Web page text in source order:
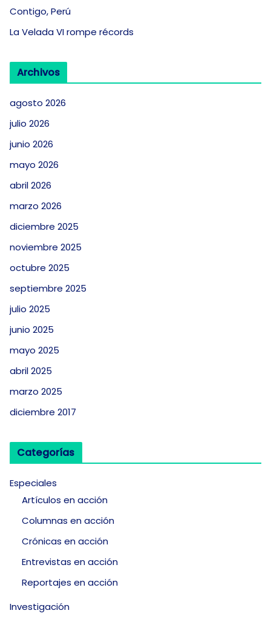
Contigo, Perú
La Velada VI rompe récords
Archivos
agosto 2026
julio 2026
junio 2026
mayo 2026
abril 2026
marzo 2026
diciembre 2025
noviembre 2025
octubre 2025
septiembre 2025
julio 2025
junio 2025
mayo 2025
abril 2025
marzo 2025
diciembre 2017
Categorías
Especiales
Artículos en acción
Columnas en acción
Crónicas en acción
Entrevistas en acción
Reportajes en acción
Investigación